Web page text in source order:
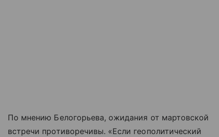
По мнению Белогорьева, ожидания от мартовской
встречи противоречивы. «Если геополитический